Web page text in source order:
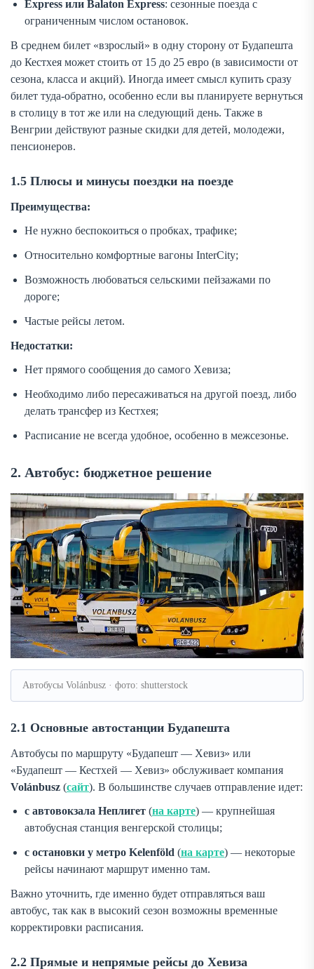
Express или Balaton Express: сезонные поезда с
ограниченным числом остановок.
В среднем билет «взрослый» в одну сторону от Будапешта
до Кестхея может стоить от 15 до 25 евро (в зависимости от
сезона, класса и акций). Иногда имеет смысл купить сразу
билет туда-обратно, особенно если вы планируете вернуться
в столицу в тот же или на следующий день. Также в
Венгрии действуют разные скидки для детей, молодежи,
пенсионеров.
1.5 Плюсы и минусы поездки на поезде
Преимущества:
Не нужно беспокоиться о пробках, трафике;
Относительно комфортные вагоны InterCity;
Возможность любоваться сельскими пейзажами по
дороге;
Частые рейсы летом.
Недостатки:
Нет прямого сообщения до самого Хевиза;
Необходимо либо пересаживаться на другой поезд, либо
делать трансфер из Кестхея;
Расписание не всегда удобное, особенно в межсезонье.
2. Автобус: бюджетное решение
Автобусы Volánbusz · фото: shutterstock
2.1 Основные автостанции Будапешта
Автобусы по маршруту «Будапешт — Хевиз» или
«Будапешт — Кестхей — Хевиз» обслуживает компания
Volánbusz (сайт). В большинстве случаев отправление идет:
с автовокзала Неплигет (на карте) — крупнейшая
автобусная станция венгерской столицы;
с остановки у метро Kelenföld (на карте) — некоторые
рейсы начинают маршрут именно там.
Важно уточнить, где именно будет отправляться ваш
автобус, так как в высокий сезон возможны временные
корректировки расписания.
2.2 Прямые и непрямые рейсы до Хевиза